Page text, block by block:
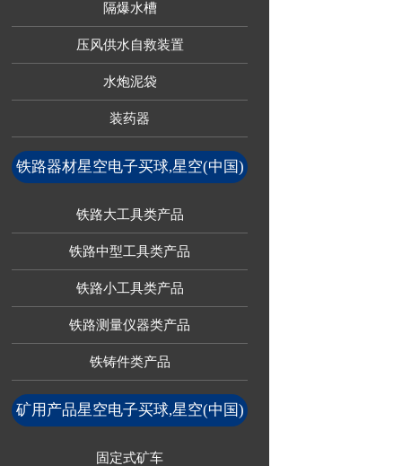
隔爆水槽
压风供水自救装置
水炮泥袋
装药器
铁路器材星空电子买球,星空(中国)
铁路大工具类产品
铁路中型工具类产品
铁路小工具类产品
铁路测量仪器类产品
铁铸件类产品
矿用产品星空电子买球,星空(中国)
固定式矿车